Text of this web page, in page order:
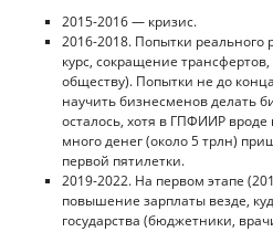
2015-2016 — кризис.
2016-2018. Попытки
курс, сокращение
обществу). Попытки не до
научить бизнесменов делать
осталось, хотя в ГПФИИР
много денег (около 5 трлн)
первой пятилетки.
2019-2022. На первом этапе
повышение зарплаты везде,
государства (бюджетники,